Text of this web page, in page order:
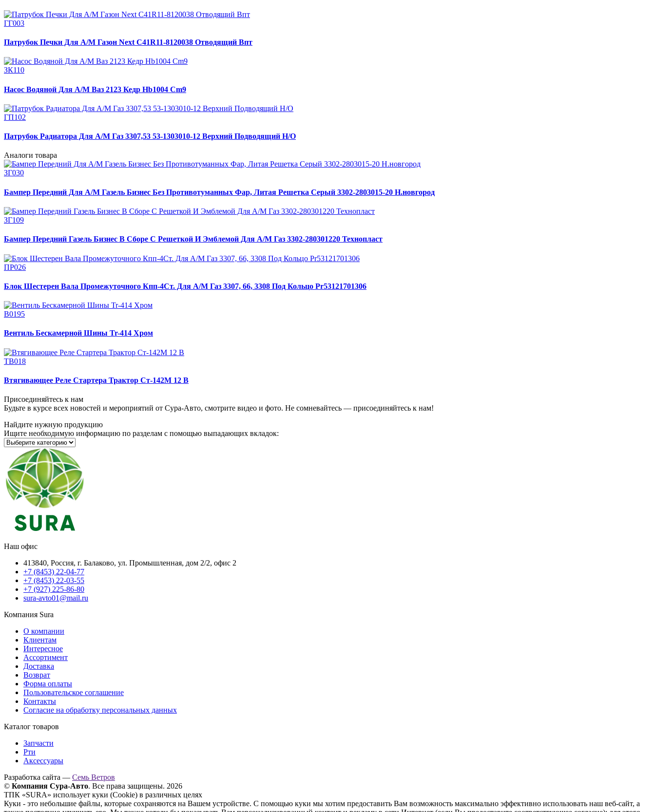
ГГ003
Патрубок Печки Для А/М Газон Next C41R11-8120038 Отводящий Впт
ЗК110
Насос Водяной Для А/М Ваз 2123 Кедр Hb1004 Cm9
ГП102
Патрубок Радиатора Для А/М Газ 3307,53 53-1303010-12 Верхний Подводящий Н/О
Аналоги товара
ЗГ030
Бампер Передний Для А/М Газель Бизнес Без Противотуманных Фар, Литая Решетка Серый 3302-2803015-20 Н.новгород
ЗГ109
Бампер Передний Газель Бизнес В Сборе С Решеткой И Эмблемой Для А/М Газ 3302-280301220 Технопласт
ПР026
Блок Шестерен Вала Промежуточного Кпп-4Ст. Для А/М Газ 3307, 66, 3308 Под Кольцо Pr53121701306
В0195
Вентиль Бескамерной Шины Tr-414 Хром
ТВ018
Втягивающее Реле Стартера Трактор Ст-142М 12 В
Присоединяйтесь к нам
Будьте в курсе всех новостей и мероприятий от Сура-Авто, смотрите видео и фото. Не сомневайтесь — присоединяйтесь к нам!
Найдите нужную продукцию
Ищите необходимую информацию по разделам с помощью выпадающих вкладок:
Наш офис
413840, Россия, г. Балаково, ул. Промышленная, дом 2/2, офис 2
+7 (8453) 22-04-77
+7 (8453) 22-03-55
+7 (927) 225-86-80
sura-avto01@mail.ru
Компания Sura
О компании
Клиентам
Интересное
Ассортимент
Доставка
Возврат
Форма оплаты
Пользовательское соглашение
Контакты
Согласие на обработку персональных данных
Каталог товаров
Запчасти
Рти
Аксессуары
Разработка сайта — Семь Ветров
© Компания Сура-Авто. Все права защищены. 2026
ТПК «SURA» использует куки (Cookie) в различных целях
Куки - это небольшие файлы, которые сохраняются на Вашем устройстве. С помощью куки мы хотим предоставить Вам возможность максимально эффективно использовать наш веб-сайт, а